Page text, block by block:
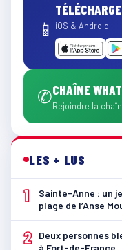
📱 iOS & Android
✆CHAÎNE
Rejoindre la
LES + LUS
1
Sainte-Anne : un
plage de l’Anse
2
Deux personnes
à Fort-de-France